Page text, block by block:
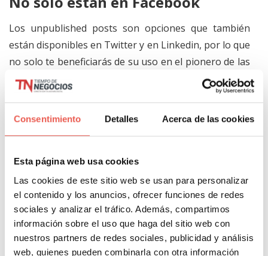
Consentimiento Detalles Acerca de las cookies
Esta página web usa cookies
Las cookies de este sitio web se usan para personalizar
el contenido y los anuncios, ofrecer funciones de redes
sociales y analizar el tráfico. Además, compartimos
información sobre el uso que haga del sitio web con
nuestros partners de redes sociales, publicidad y análisis
web, quienes pueden combinarla con otra información
Los unpublished posts son opciones que también
están disponibles en Twitter y en Linkedin, por lo que
no solo te beneficiarás de su uso en el pionero de las
redes sociales sino que también puedes sacarles
muchísimo provecho en otras plataformas donde se
publicidad. De esta forma puedes conseguir un
balance entre contenido para generar engagement y
ampliar tu comunidad y contenido publicitario que
informe de tu marca.
Todo en exceso es malo